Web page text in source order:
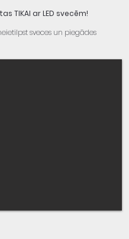
TIKAI ar LED svecēm!
sveces un piegādes